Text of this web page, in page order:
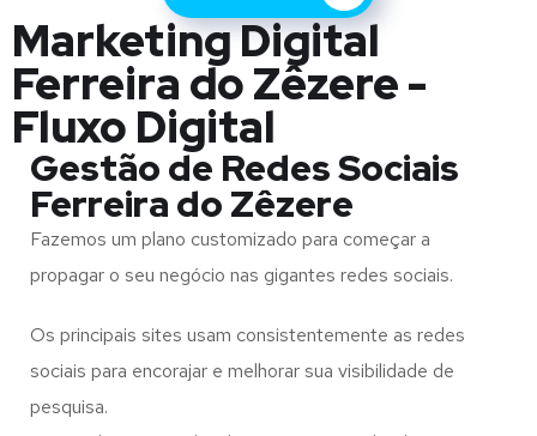
Marketing Digital
Ferreira do Zêzere -
Fluxo Digital
Gestão de Redes Sociais
Ferreira do Zêzere
Fazemos um plano customizado para começar a
propagar o seu negócio nas gigantes redes sociais.
Os principais sites usam consistentemente as redes
sociais para encorajar e melhorar sua visibilidade de
pesquisa.